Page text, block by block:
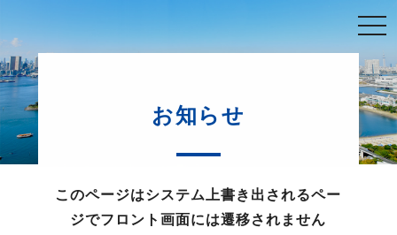
お知らせ
このページはシステム上書き出されるペー
ジでフロント画面には遷移されません